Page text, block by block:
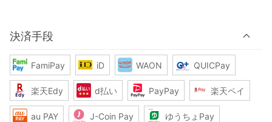
決済手段
FamiPay iD WAON QUICPay
楽天Edy d払い PayPay 楽天ペイ
au PAY J-Coin Pay ゆうちょPay